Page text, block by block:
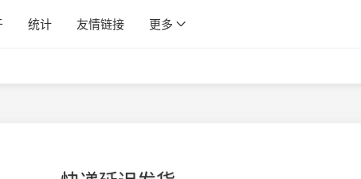
统计 友情链接 更多